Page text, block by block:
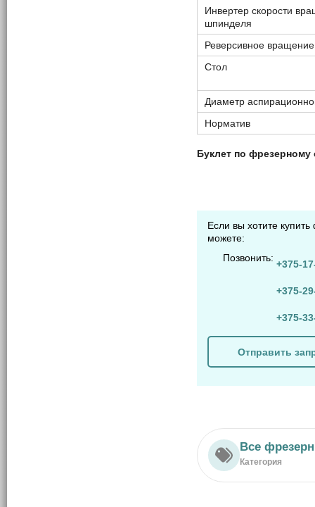
Инвертер скорости
шпинделя
Реверсивное вращение
Cтол
Диаметр
Норматив
Буклет по фрезерному
Если вы хотите
можете:
Позвонить:
+375-
+375-
+375-
Отправить
Все
Категория